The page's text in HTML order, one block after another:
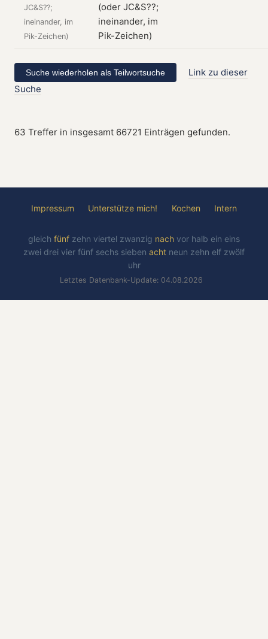
JC&S??;
ineinander, im
Pik-Zeichen)
Link zu dieser
Suche
63 Treffer in insgesamt 66721 Einträgen gefunden.
Impressum Unterstütze mich! Kochen Intern
gleich fünf zehn viertel zwanzig nach vor halb ein eins
zwei drei vier fünf sechs sieben acht neun zehn elf zwölf
uhr
Letztes Datenbank-Update: 04.08.2026